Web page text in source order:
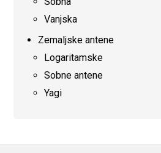
Vanjska
Zemaljske antene
Logaritamske
Sobne antene
Yagi